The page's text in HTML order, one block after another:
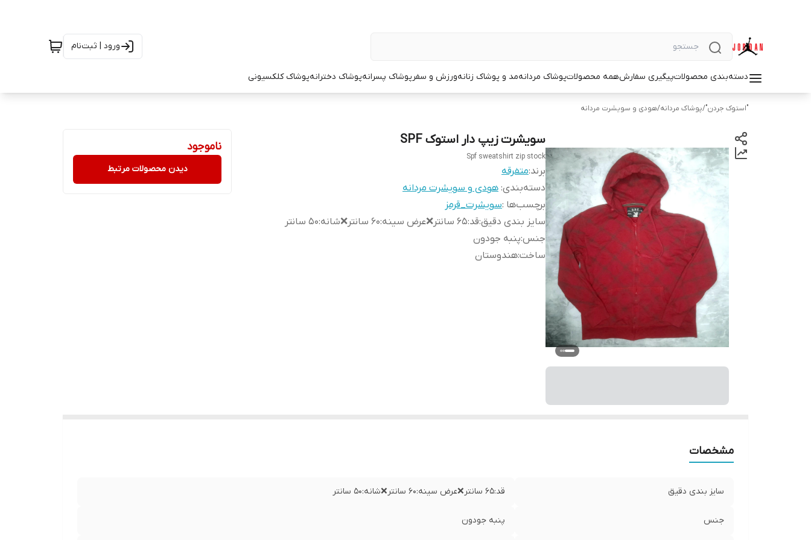
ورود | ثبت‌نام
دسته‌بندی محصولاتپیگیری سفارشهمه محصولاتپوشاک مردانهمد و پوشاک زنانهورزش و سفرپوشاک پسرانهپوشاک دخترانهپوشاک کلکسیونی
"استوک جردن"/پوشاک مردانه/هودی و سویشرت مردانه
سویشرت زیپ دار استوک SPF
Spf sweatshirt zip stock
برند:متفرقه
دسته‌بندی: هودی و سویشرت مردانه
برچسب‌ها :سویشرت_قرمز
سایز بندی دقیق:قد:۶۵ سانتر❌عرض سینه:۶۰ سانتر❌شانه:۵۰ سانتر
جنس:پنبه جودون
ساخت:هندوستان
ناموجود
دیدن محصولات مرتبط
مشخصات
سایز بندی دقیق قد:۶۵ سانتر❌عرض سینه:۶۰ سانتر❌شانه:۵۰ سانتر
جنس پنبه جودون